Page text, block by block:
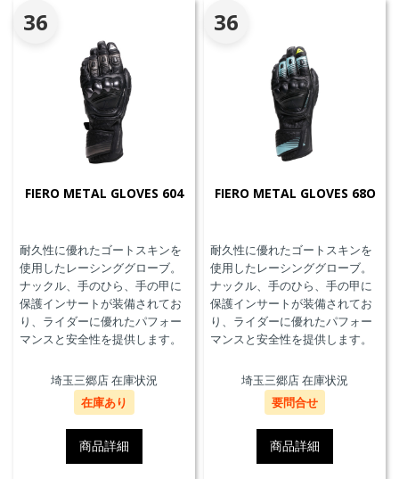
36
FIERO METAL GLOVES 604
耐久性に優れたゴートスキンを
使用したレーシンググローブ。
ナックル、手のひら、手の甲に
保護インサートが装備されてお
り、ライダーに優れたパフォー
マンスと安全性を提供します。
埼玉三郷店 在庫状況
在庫あり
商品詳細
36
FIERO METAL GLOVES 68O
耐久性に優れたゴートスキンを
使用したレーシンググローブ。
ナックル、手のひら、手の甲に
保護インサートが装備されてお
り、ライダーに優れたパフォー
マンスと安全性を提供します。
埼玉三郷店 在庫状況
要問合せ
商品詳細